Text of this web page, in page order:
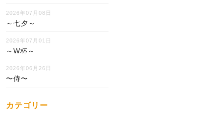
2026年07月08日
～七夕～
2026年07月01日
～W杯～
2026年06月26日
〜侍〜
カテゴリー